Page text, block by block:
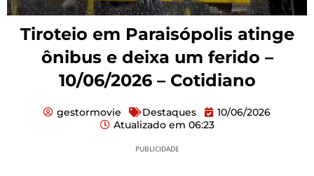
Tiroteio em Paraisópolis atinge
ônibus e deixa um ferido –
10/06/2026 – Cotidiano
gestormovie Destaques
10/06/2026
Atualizado em 06:23
PUBLICIDADE